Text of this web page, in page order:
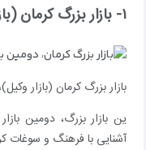
۱- بازار بزرگ کرمان (بازار وکیل)
بازار بزرگ کرمان (بازار وکیل)، با طول
ین بازار بزرگ، دومین
آشنایی با فرهنگ و سوغات